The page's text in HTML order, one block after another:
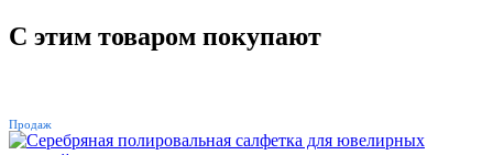
С этим товаром покупают
Продаж